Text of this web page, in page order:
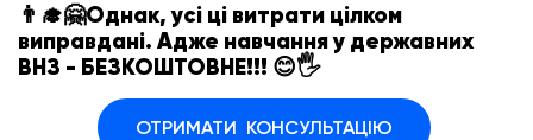
👨‍🎓🤗Однак, усі ці витрати цілком
виправдані. Адже навчання у державних
ВНЗ - БЕЗКОШТОВНЕ!!! 😊🖐
ОТРИМАТИ КОНСУЛЬТАЦІЮ